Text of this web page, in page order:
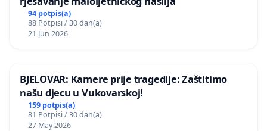
94 potpis(a)
88 Potpisi / 30 dan(a)
21 Jun 2026
BJELOVAR: Kamere prije tragedije: Zaštitimo
našu djecu u Vukovarskoj!
159 potpis(a)
81 Potpisi / 30 dan(a)
27 May 2026